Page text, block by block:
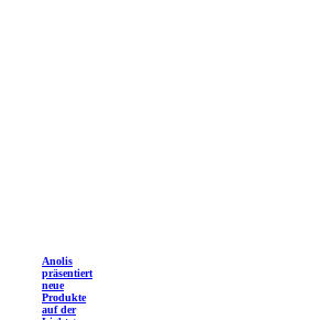
Anolis
präsentiert
neue
Produkte
auf der